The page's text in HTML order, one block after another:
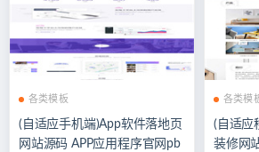
各类模板
(自适应手机端)App软件落地页
网站源码 APP应用程序官网pb
各类模
(自适应
装修网